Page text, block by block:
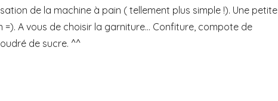
de la machine à pain ( tellement plus simple !). Une petite
A vous de choisir la garniture… Confiture, compote de
de sucre. ^^